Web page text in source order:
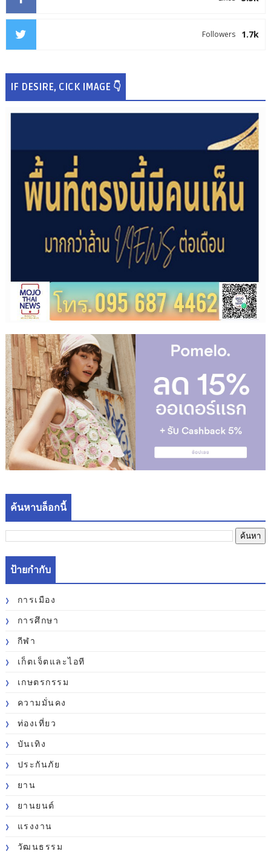
1.7k
Followers
IF DESIRE, CICK IMAGE 👇
ค้นหาบล็อกนี้
ป้ายกำกับ
การเมือง
การศึกษา
กีฬา
เก็ตเจ็ตและไอที
เกษตรกรรม
ความมั่นคง
ท่องเที่ยว
บันเทิง
ประกันภัย
ยาน
ยานยนต์
แรงงาน
วัฒนธรรม